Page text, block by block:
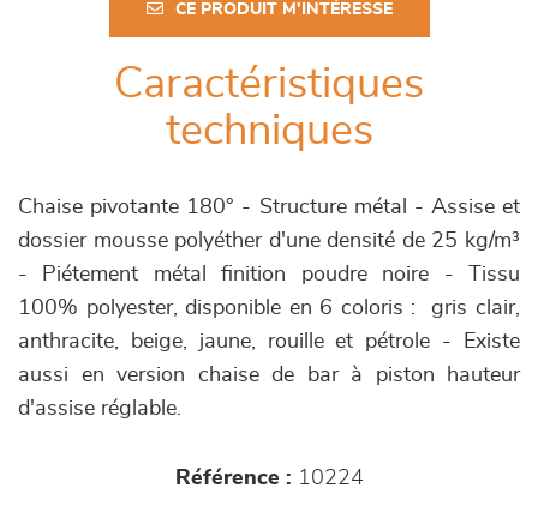
CE PRODUIT M'INTÉRESSE
Caractéristiques
techniques
Chaise pivotante 180° - Structure métal - Assise et
dossier mousse polyéther d'une densité de 25 kg/m³
- Piétement métal finition poudre noire - Tissu
100% polyester, disponible en 6 coloris : gris clair,
anthracite, beige, jaune, rouille et pétrole - Existe
aussi en version chaise de bar à piston hauteur
d'assise réglable.
Référence : 10224